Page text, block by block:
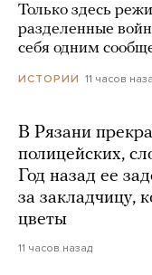
Только здесь
разделенные
себя одним
ИСТОРИИ 11 часов
В Рязани
полицейских,
Год назад ее
за закладчицу,
цветы
11 часов назад